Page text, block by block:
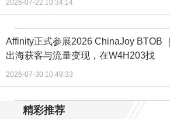
2026-07-22 10:34:14
Affinity正式参展2026 ChinaJoy BTOB ｜
出海获客与流量变现，在W4H203找
2026-07-30 10:49:33
精彩推荐